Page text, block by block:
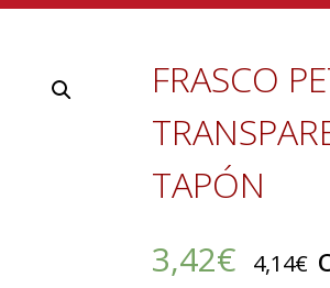
FRASCO
TAPÓN
3,42€ 4,14€